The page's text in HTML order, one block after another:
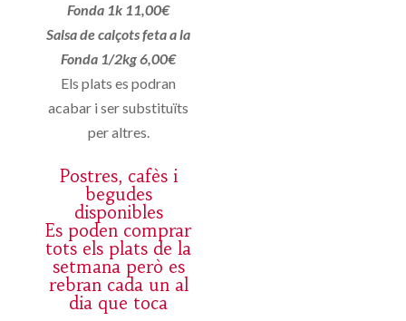
Fonda 1k 11,00€
Salsa de calçots feta a la
Fonda 1/2kg 6,00€
Els plats es podran
acabar i ser substituïts
per altres.
Postres, cafès i
begudes
disponibles
Es poden comprar
tots els plats de la
setmana però es
rebran cada un al
dia que toca